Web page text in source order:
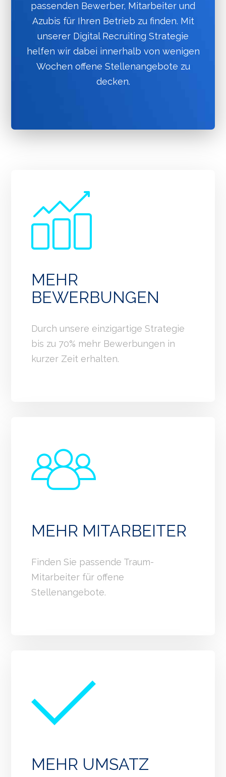
passenden Bewerber, Mitarbeiter und
Azubis für Ihren Betrieb zu finden. Mit
unserer Digital Recruiting Strategie
helfen wir dabei innerhalb von wenigen
Wochen offene Stellenangebote zu
decken.
MEHR
BEWERBUNGEN
Durch unsere einzigartige Strategie
bis zu 70% mehr Bewerbungen in
kurzer Zeit erhalten.
MEHR MITARBEITER
Finden Sie passende Traum-
Mitarbeiter für offene
Stellenangebote.
MEHR UMSATZ